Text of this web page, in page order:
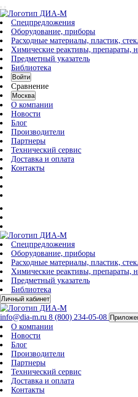
Спецпредложения
Оборудование, приборы
Расходные материалы, пластик,
Химические реактивы, препараты,
Предметный указатель
Библиотека
Войти
Сравнение
Москва
О компании
Новости
Блог
Производители
Партнеры
Технический сервис
Доставка и оплата
Контакты
Спецпредложения
Оборудование, приборы
Расходные материалы, пластик,
Химические реактивы, препараты,
Предметный указатель
Библиотека
Личный кабинет
info@dia-m.ru 8 (800) 234-05-08
О компании
Новости
Блог
Производители
Партнеры
Технический сервис
Доставка и оплата
Контакты